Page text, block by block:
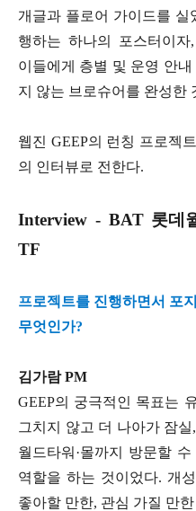
개글과 플로어 가이드를
행하는 하나의 포스터이자
이들에게 층별 및 운영 안
지 않는 브로슈어를 완성한
웹진 GEEP의 런칭 프로젝
의 인터뷰로 전한다.
Interview - BAT 롯데
TF
프로젝트를 진행하면서 포
무엇인가?
김가람 PM
GEEP의 궁극적인 목표는
그치지 않고 더 나아가 잠
월드타워·몰까지 방문할
역할을 하는 것이었다. 개
좋아할 만한, 관심 가질 만